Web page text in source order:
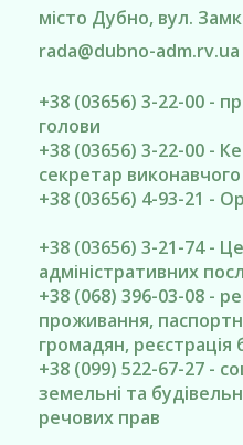
місто Дубно, вул.
rada@dubno-adm.rv.ua
+38 (03656) 3-22-00 -
голови
+38 (03656) 3-22-00 -
секретар
+38 (03656) 4-93-21 -
+38 (03656) 3-21-74 -
адміністративних
+38 (068) 396-03-08 -
проживання,
громадян, реєстрація
+38 (099) 522-67-27 -
земельні та
речових прав